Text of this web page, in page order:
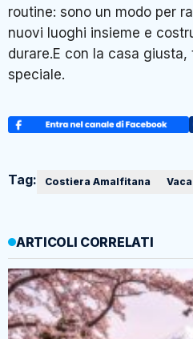
routine: sono un modo per
nuovi luoghi insieme e
durare.E con la casa
speciale.
Tag: Costiera Amalfitana
ARTICOLI CORRELATI